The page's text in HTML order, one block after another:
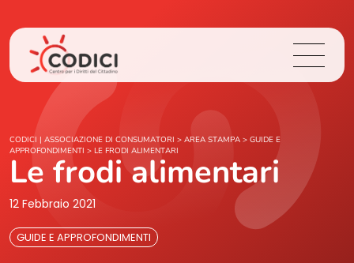
Chi Siamo
Cosa Facciamo
Area Stampa
CODICI | ASSOCIAZIONE DI CONSUMATORI > AREA STAMPA > GUIDE E
APPROFONDIMENTI > LE FRODI ALIMENTARI
Le frodi alimentari
12 Febbraio 2021
GUIDE E APPROFONDIMENTI